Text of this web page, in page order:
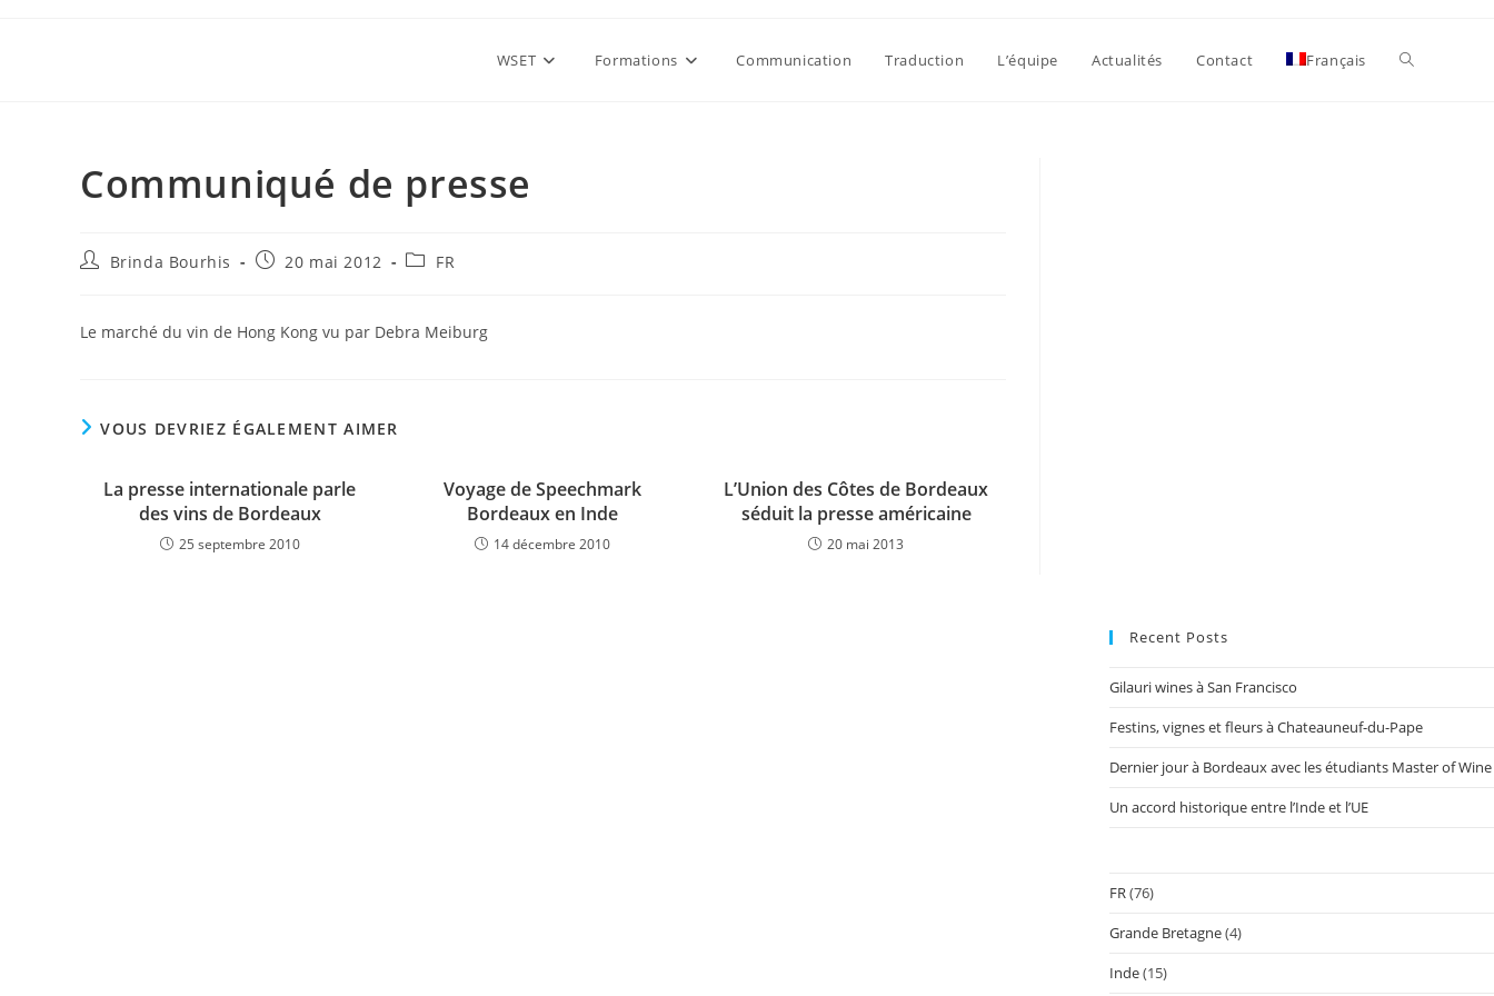
WSET Formations Communication Traduction L’équipe Actualités Contact Français Toggle
Communiqué de presse
Auteur/autrice
publication :
Brinda Bourhis
Publication
20 mai 2012
PostFR
Le marché du vin de Hong Kong vu par Debra Meiburg
VOUS DEVRIEZ ÉGALEMENT AIMER
La presse internationale parle
des vins de Bordeaux
25 septembre 2010
Voyage de Speechmark
Bordeaux en Inde
14 décembre 2010
L’Union des Côtes de Bordeaux
séduit la presse américaine
20 mai 2013
Recent Posts
Gilauri wines à San Francisco
Festins, vignes et fleurs à Chateauneuf-du-Pape
Dernier jour à Bordeaux avec les étudiants Master of Wine
Un accord historique entre l’Inde et l’UE
FR(76)
Grande Bretagne(4)
Inde(15)